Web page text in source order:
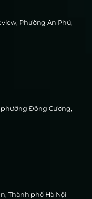
Phường An Phú,
phường Đông Cương,
Thành phố Hà Nội